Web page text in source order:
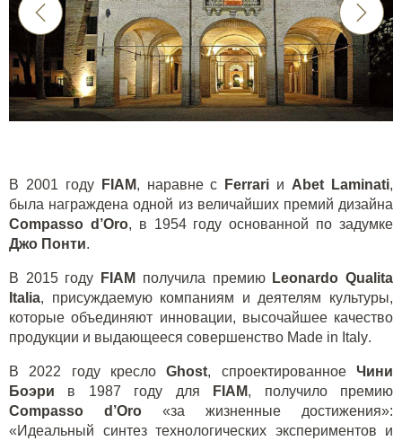
В 2001 году FIAM, наравне с Ferrari и Abet Laminati,
была награждена одной из величайших премий дизайна
Compasso d ’Oro, в 1954 году основанной по задумке
Джо Понти.
В 2015 году FIAM получила премию Leonardo Qualita
Italia, присуждаемую компаниям и деятелям культуры,
которые объединяют инновации, высочайшее качество
продукции и выдающееся совершенство Made in Italy.
В 2022 году креслоGhost, спроектированноеЧини
Боэри в 1987 году для FIAM, получило премию
Compasso
d ’Oro
«за жизненные достижения»:
«Идеальный синтез технологических экспериментов и